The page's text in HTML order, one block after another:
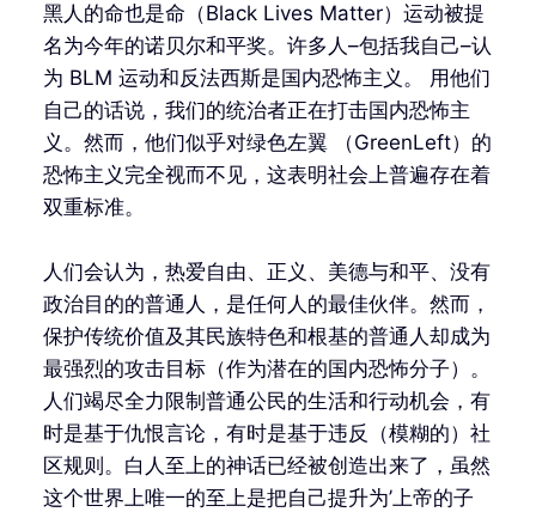
黑人的命也是命（Black Lives Matter）运动被提
名为今年的诺贝尔和平奖。许多人–包括我自己–认
为 BLM 运动和反法西斯是国内恐怖主义。 用他们
自己的话说，我们的统治者正在打击国内恐怖主
义。然而，他们似乎对绿色左翼 （GreenLeft）的
恐怖主义完全视而不见，这表明社会上普遍存在着
双重标准。
人们会认为，热爱自由、正义、美德与和平、没有
政治目的的普通人，是任何人的最佳伙伴。然而，
保护传统价值及其民族特色和根基的普通人却成为
最强烈的攻击目标（作为潜在的国内恐怖分子）。
人们竭尽全力限制普通公民的生活和行动机会，有
时是基于仇恨言论，有时是基于违反（模糊的）社
区规则。白人至上的神话已经被创造出来了，虽然
这个世界上唯一的至上是把自己提升为’上帝的子